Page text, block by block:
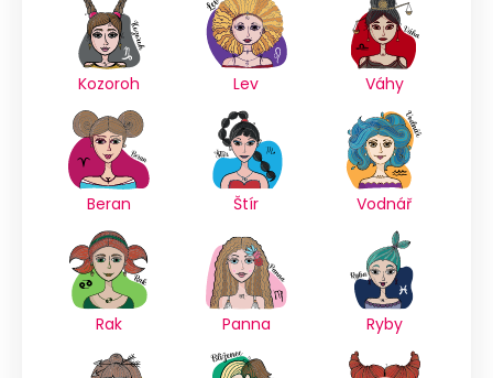
Kozoroh Lev Váhy
Beran Štír Vodnář
Rak Panna Ryby